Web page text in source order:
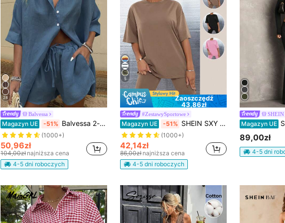
28
Balvessa
Magazyn UE -51% Balvessa 2-częściowy damski komplet składający się z bluzki z kołnierzykiem i spodenek zapinanych na guziki
(1000+)
50,96zł
104,00zł najniższa cena
4-5 dni roboczych
5
Zaoszczędź
43,86zł
#ZestawySportowe
Magazyn UE -51% SHEIN SXY Top i szorty biker
(1000+)
42,14zł
86,00zł najniższa cena
4-5 dni roboczych
SHEIN
Magazyn UE SHEIN
89,00zł
4-5 dni